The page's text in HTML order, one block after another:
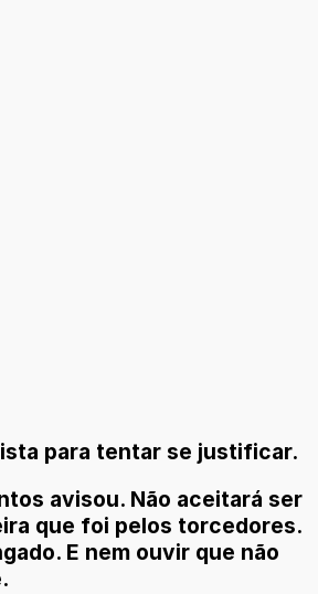
para tentar se justificar.
avisou. Não aceitará ser
que foi pelos torcedores.
E nem ouvir que não